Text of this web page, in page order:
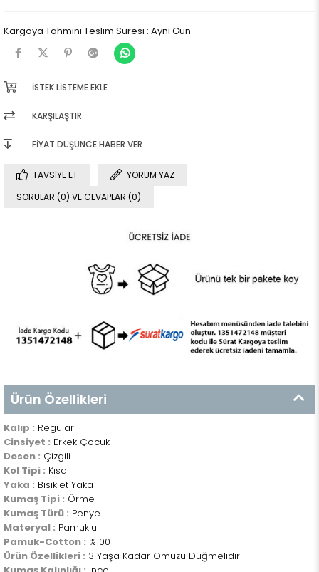
Kargoya Tahmini Teslim Süresi : Aynı Gün
İSTEK LISTEME EKLE
KARŞILAŞTIR
FIYAT DÜŞÜNCE HABER VER
TAVSIYE ET
YORUM YAZ
SORULAR (0) VE CEVAPLAR (0)
Ürün Özellikleri
Kalıp : Regular
Cinsiyet : Erkek Çocuk
Desen : Çizgili
Kol Tipi : Kısa
Yaka : Bisiklet Yaka
Kumaş Tipi : Örme
Kumaş Türü : Penye
Materyal : Pamuklu
Pamuk-Cotton : %100
Ürün Özellikleri : 3 Yaşa Kadar Omuzu Düğmelidir